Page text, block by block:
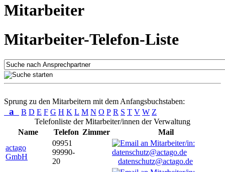
Mitarbeiter
Mitarbeiter-Telefon-Liste
Sprung zu den Mitarbeitern mit dem Anfangsbuchstaben:
a B D E F G H K L M N O P R S T V W Z
Telefonliste der Mitarbeiter/innen der Verwaltung
Name
Telefon Zimmer
Mail
actago
GmbH
09951
99990-
20
datenschutz@actago.de